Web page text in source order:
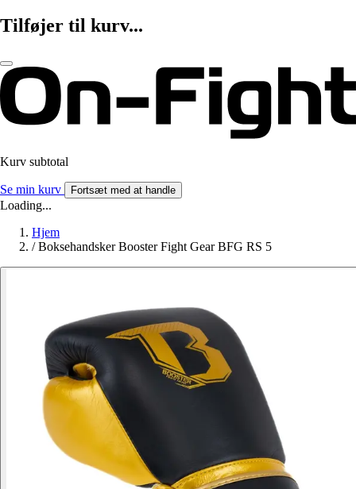
Tilføjer til kurv...
Kurv subtotal
Se min kurv Fortsæt med at handle
Loading...
Hjem
/ Boksehandsker Booster Fight Gear BFG RS 5